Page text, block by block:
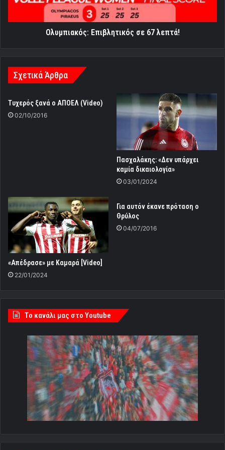
Ολυμπιακός: Επιβλητικός σε 67 λεπτά!
Σχετικά Άρθρα
Τυχερός ξανά ο ΑΠΟΕΛ (Video)
02/10/2016
Πασχαλάκης: «Δεν υπάρχει
καμία δικαιολογία»
03/01/2024
«Απέδρασε» με Καμαρά [Video]
22/01/2024
Για αυτόν έκανε πρόταση ο
Θρύλος
04/07/2016
Tο κανάλι μας στο Youtube